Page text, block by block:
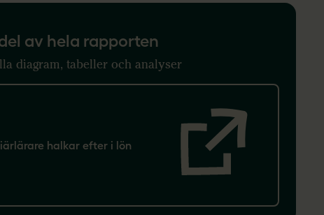
av hela rapporten
diagram, tabeller och analyser
halkar efter i lön